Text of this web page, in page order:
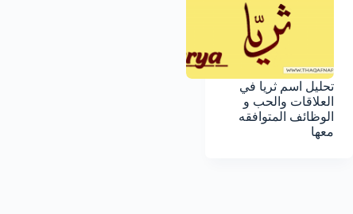
تحليل اسم ثريا في
العلاقات والحب و
الوظائف المتوافقه
معها